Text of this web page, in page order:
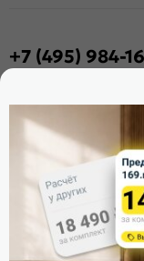
+7 (495) 984-
Оцените магазин